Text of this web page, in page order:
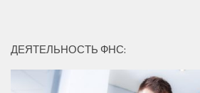
ДЕЯТЕЛЬНОСТЬ ФНС: